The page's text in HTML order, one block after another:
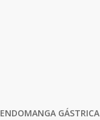
ENDOMANGA GÁSTRICA